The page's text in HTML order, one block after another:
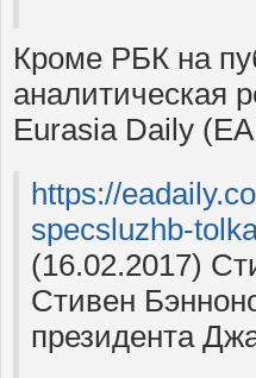
Кроме РБК на
аналитическая
Eurasia Daily
https://
specsluzhb-
(16.02.2017)
Стивен
президента